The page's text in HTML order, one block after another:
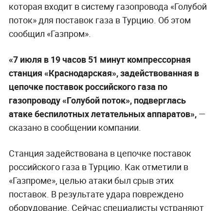
которая входит в систему газопровода «Голубой
поток» для поставок газа в Турцию. Об этом
сообщил «Газпром».
«7 июля в 19 часов 51 минут компрессорная
станция «Краснодарская», задействованная в
цепочке поставок российского газа по
газопроводу «Голубой поток», подверглась
атаке беспилотных летательных аппаратов»,—
сказано в сообщении компании.
Станция задействована в цепочке поставок
российского газа в Турцию. Как отметили в
«Газпроме», целью атаки был срыв этих
поставок. В результате удара повреждено
оборудование. Сейчас специалисты устраняют